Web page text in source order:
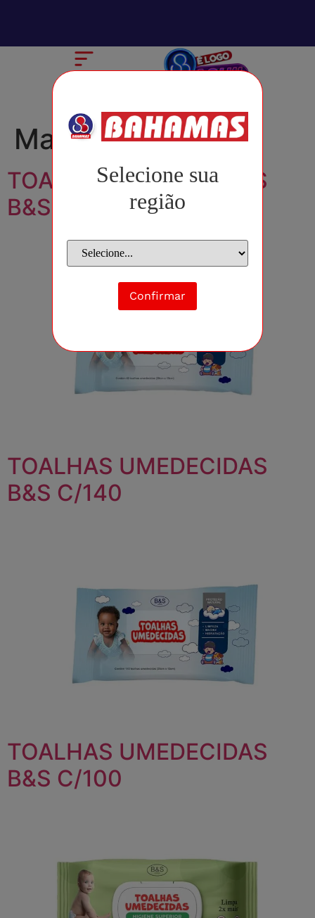
Selecione sua
região
Confirmar
Marca:B&S
TOALHAS UMEDECIDAS
B&S C/40
TOALHAS UMEDECIDAS
B&S C/140
TOALHAS UMEDECIDAS
B&S C/100